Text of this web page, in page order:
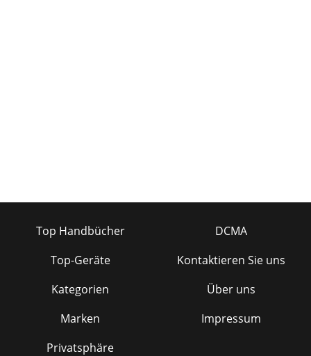
Top Handbücher
Top-Geräte
Kategorien
Marken
Privatsphäre
DCMA
Kontaktieren Sie uns
Über uns
Impressum